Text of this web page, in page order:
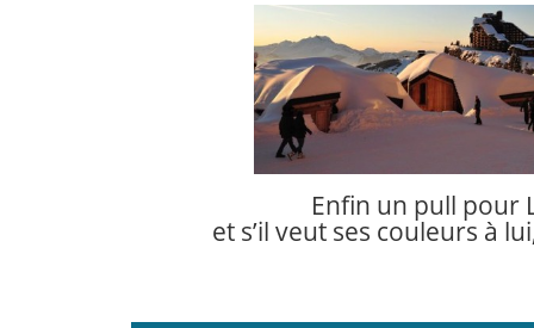
Enfin un pull pour
et s’il veut ses couleurs à